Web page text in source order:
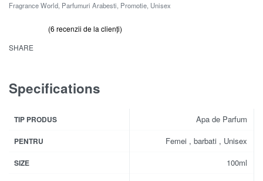
Fragrance World, Parfumuri Arabesti, Promotie, Unisex
(6 recenzii de la clienți)
SHARE
Specifications
TIP PRODUS Apa de Parfum
PENTRU Femei , barbati , Unisex
SIZE 100ml